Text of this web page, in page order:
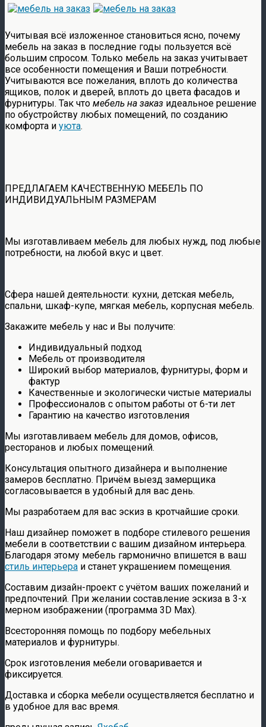
Учитывая всё изложенное становиться ясно, почему
мебель на заказ в последние годы пользуется всё
большим спросом. Только мебель на заказ учитывает
все особенности помещения и Ваши потребности.
Учитываются все пожелания, вплоть до количества
ящиков, полок и дверей, вплоть до цвета фасадов и
фурнитуры. Так что мебель на заказ идеальное решение
по обустройству любых помещений, по созданию
комфорта и уюта.
ПРЕДЛАГАЕМ КАЧЕСТВЕННУЮ МЕБЕЛЬ ПО
ИНДИВИДУАЛЬНЫМ РАЗМЕРАМ
Мы изготавливаем мебель для любых нужд, под любые
потребности, на любой вкус и цвет.
Сфера нашей деятельности: кухни, детская мебель,
спальни, шкаф-купе, мягкая мебель, корпусная мебель.
Закажите мебель у нас и Вы получите:
Индивидуальный подход
Мебель от производителя
Широкий выбор материалов, фурнитуры, форм и
фактур
Качественные и экологически чистые материалы
Профессионалов с опытом работы от 6-ти лет
Гарантию на качество изготовления
Мы изготавливаем мебель для домов, офисов,
ресторанов и любых помещений.
Консультация опытного дизайнера и выполнение
замеров бесплатно. Причём выезд замерщика
согласовывается в удобный для вас день.
Мы разработаем для вас эскиз в кротчайшие сроки.
Наш дизайнер поможет в подборе стилевого решения
мебели в соответствии с вашим дизайном интерьера.
Благодаря этому мебель гармонично впишется в ваш
стиль интерьера и станет украшением помещения.
Составим дизайн-проект с учётом ваших пожеланий и
предпочтений. При желании составление эскиза в 3-х
мерном изображении (программа 3D Max).
Всесторонняя помощь по подбору мебельных
материалов и фурнитуры.
Срок изготовления мебели оговаривается и
фиксируется.
Доставка и сборка мебели осуществляется бесплатно и
в удобное для вас время.